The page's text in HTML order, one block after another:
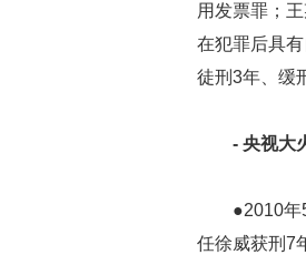
用发票罪；
在犯罪后具
徒刑3年、缓
- 央视大
●2010年
任徐威获刑7